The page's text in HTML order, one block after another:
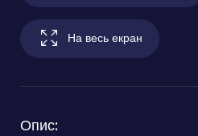
На весь екран
Опис: